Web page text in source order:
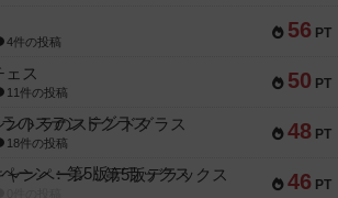
56 PT
4件の投稿
50 PT
ス
11件の投稿
48 PT
トラのステンドグラス
18件の投稿
46 PT
ンペーン：第5版デラックス